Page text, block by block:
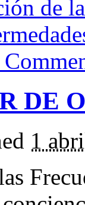
de
DE
1